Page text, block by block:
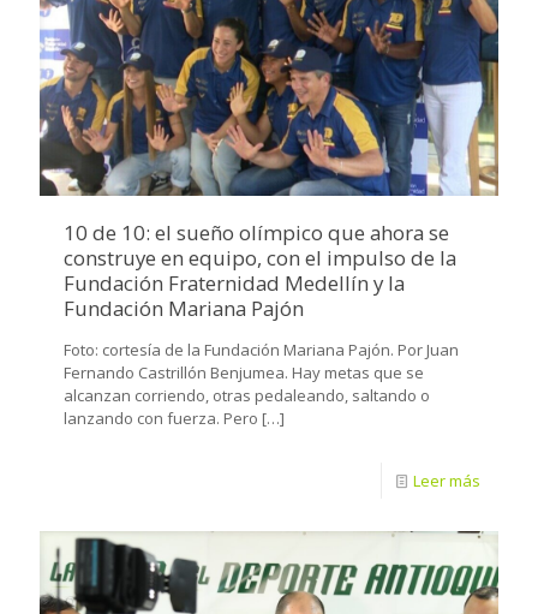
10 de 10: el sueño olímpico que ahora se
construye en equipo, con el impulso de la
Fundación Fraternidad Medellín y la
Fundación Mariana Pajón
Foto: cortesía de la Fundación Mariana Pajón. Por Juan
Fernando Castrillón Benjumea. Hay metas que se
alcanzan corriendo, otras pedaleando, saltando o
lanzando con fuerza. Pero […]
Leer más